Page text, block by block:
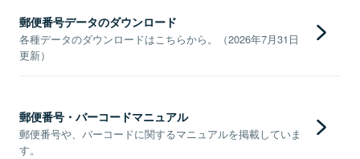
郵便番号データのダウンロード
各種データのダウンロードはこちらから。（2026年7月31日
更新）
郵便番号・バーコードマニュアル
郵便番号や、バーコードに関するマニュアルを掲載していま
す。